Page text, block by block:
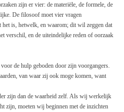
zijn er vier: de materiële, de formele, de
De filosoof moet vier vragen
is, hetwelk, en waarom; dit wil zeggen dat
verschil, en de uiteindelijke reden of oorzaak
de hulp geboden door zijn voorgangers.
van waar zij ook moge komen, want
zijn dan de waarheid zelf. Als wij werkelijk
zijn, moeten wij beginnen met de inzichten